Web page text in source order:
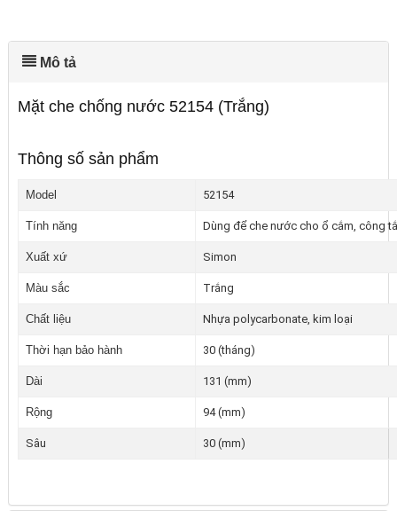
Mô tả
Mặt che chống nước 52154 (Trắng)
Thông số sản phẩm
Model 52154
Tính năng Dùng để che nước cho ổ cắm, công
Xuất xứ Simon
Màu sắc Trắng
Chất liệu Nhựa polycarbonate, kim loại
Thời hạn bảo hành 30 (tháng)
Dài 131 (mm)
Rộng 94 (mm)
Sâu 30 (mm)